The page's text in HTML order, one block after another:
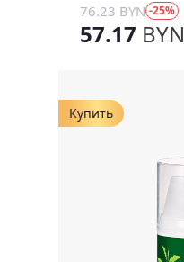
76.23 BYN -25%
57.17 BYN
Купить